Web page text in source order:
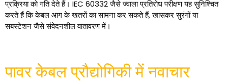
प्रक्रिया को गति देते हैं। IEC 60332 जैसे ज्वाला प्रतिरोध परीक्षण यह सुनिश्चित
करते हैं कि केबल आग के खतरों का सामना कर सकते हैं, खासकर सुरंगों या
सबस्टेशन जैसे संवेदनशील वातावरण में।
पावर केबल प्रौद्योगिकी में नवाचार